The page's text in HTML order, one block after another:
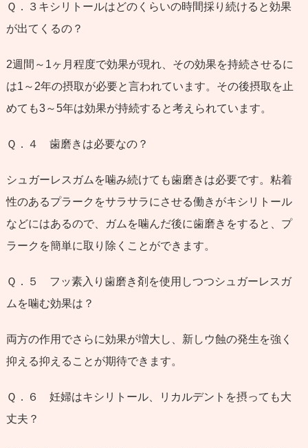
Ｑ．３キシリトールはどのくらいの時間採り続けると効果
が出てくるの？
2週間～1ヶ月程度で効果が現れ、その効果を持続させるに
は1～2年の摂取が必要と言われています。その後摂取を止
めても3～5年は効果が持続すると考えられています。
Ｑ．４ 歯磨きは必要なの？
シュガーレスガムを噛み続けても歯磨きは必要です。粘着
性のあるプラークをサラサラにさせる働きがキシリトール
などにはあるので、ガムを噛んだ後に歯磨きをすると、プ
ラークを簡単に取り除くことができます。
Ｑ．５ フッ素入り歯磨き剤を使用しつつシュガーレスガ
ムを噛む効果は？
両方の作用でさらに効果が増大し、新しウ蝕の発生を強く
抑える抑えることが期待できます。
Ｑ．６ 妊婦はキシリトール、リカルデントを摂っても大
丈夫？